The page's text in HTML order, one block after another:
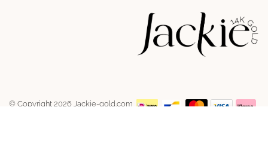
© Copyright 2026 Jackie-gold.com